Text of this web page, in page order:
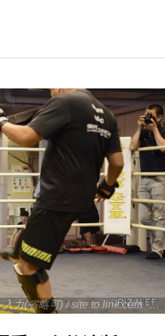
via text - ここをクリックして引用元(テキスト)を入力(省略可) / site.to.link.com - ここをクリックして引用元を入力(省略可)